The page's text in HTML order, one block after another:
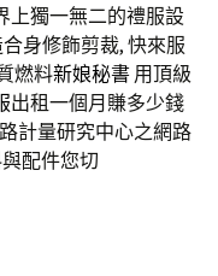
上獨一無二的禮服設
身修飾剪裁, 快來服
燃料新娘秘書 用頂級
出租一個月賺多少錢
計量研究中心之網路
配件您切